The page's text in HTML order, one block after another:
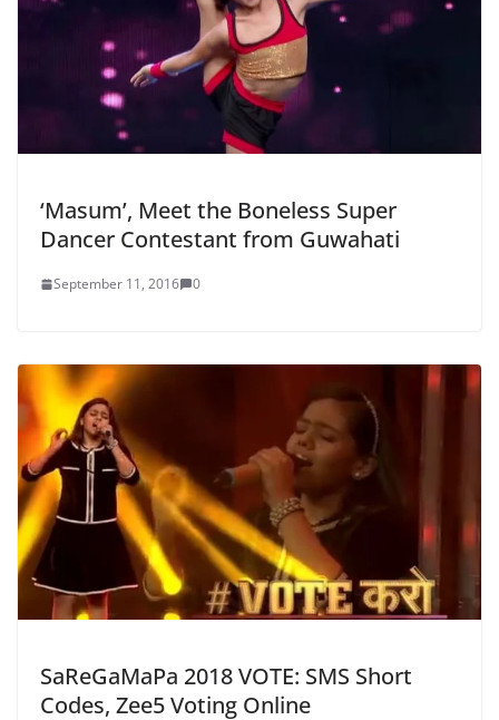
‘Masum’, Meet the Boneless Super
Dancer Contestant from Guwahati
September 11, 2016 0
SaReGaMaPa 2018 VOTE: SMS Short
Codes, Zee5 Voting Online